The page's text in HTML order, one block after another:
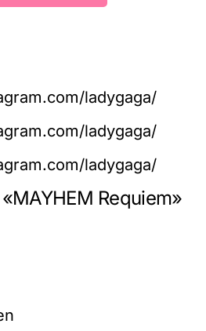
ladygaga/
ladygaga/
ladygaga/
Requiem»